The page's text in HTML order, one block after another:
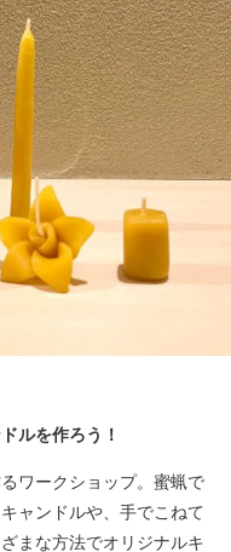
ルを作ろう！
ワークショップ。蜜蝋で
ャンドルや、手でこねて
まな方法でオリジナルキ